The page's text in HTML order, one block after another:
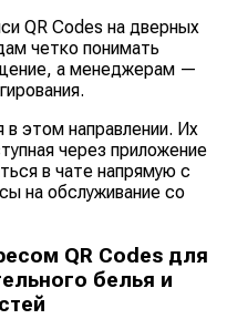
QR Codes на дверных
четко понимать
а менеджерам —
этом направлении. Их
через приложение
в чате напрямую с
на обслуживание со
QR Codes для
белья и